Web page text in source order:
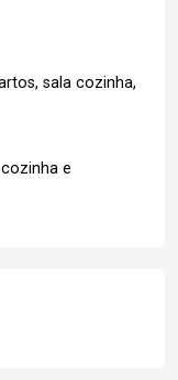
sala cozinha,
e